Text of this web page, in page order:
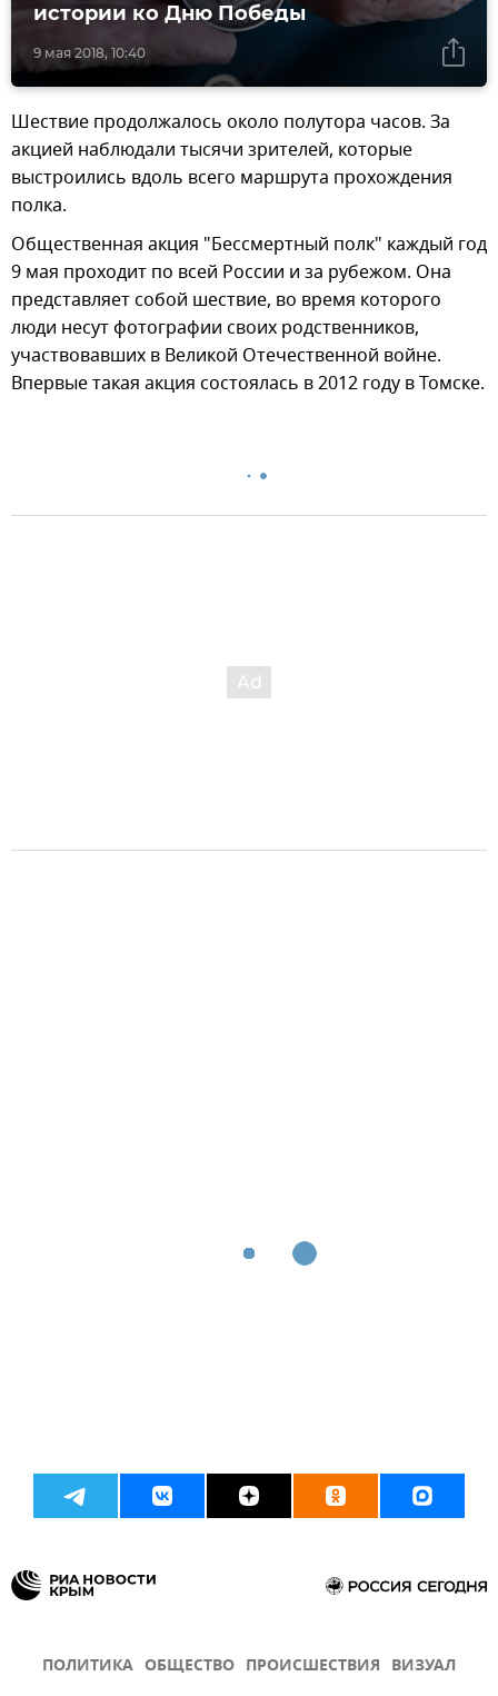
9 мая 2018, 10:40
истории ко Дню Победы
Шествие продолжалось около полутора часов. За
акцией наблюдали тысячи зрителей, которые
выстроились вдоль всего маршрута прохождения
полка.
Общественная акция "Бессмертный полк" каждый год
9 мая проходит по всей России и за рубежом. Она
представляет собой шествие, во время которого
люди несут фотографии своих родственников,
участвовавших в Великой Отечественной войне.
Впервые такая акция состоялась в 2012 году в Томске.
ПОЛИТИКА ОБЩЕСТВО ПРОИСШЕСТВИЯ ВИЗУАЛ